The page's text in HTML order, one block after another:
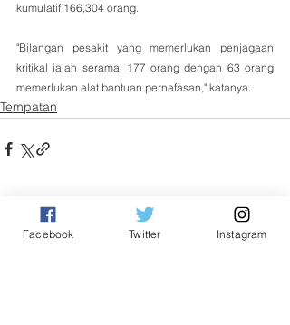
kumulatif 166,304 orang.
"Bilangan pesakit yang memerlukan penjagaan
kritikal ialah seramai 177 orang dengan 63 orang
memerlukan alat bantuan pernafasan," katanya.
Tempatan
Related Posts
Facebook Twitter Instagram